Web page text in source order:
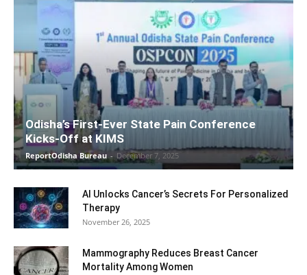
Odisha’s First-Ever State Pain Conference
Kicks-Off at KIMS
ReportOdisha Bureau - December 7, 2025
AI Unlocks Cancer’s Secrets For Personalized
Therapy
November 26, 2025
Mammography Reduces Breast Cancer
Mortality Among Women